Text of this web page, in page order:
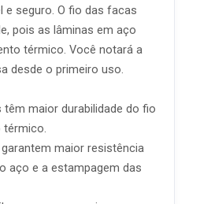
seguro. O fio das facas
pois as lâminas em aço
térmico. Você notará a
desde o primeiro uso.
maior durabilidade do fio
térmico.
maior resistência
aço e a estampagem das